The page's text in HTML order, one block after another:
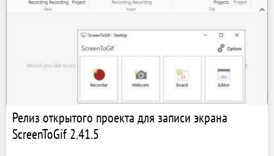
Релиз открытого проекта для записи экрана
ScreenToGif 2.41.5